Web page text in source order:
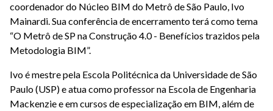
coordenador do Núcleo BIM do Metrô de São Paulo, Ivo
Mainardi. Sua conferência de encerramento terá como tema
“O Metrô de SP na Construção 4.0 - Benefícios trazidos pela
Metodologia BIM”.
Ivo é mestre pela Escola Politécnica da Universidade de São
Paulo (USP) e atua como professor na Escola de Engenharia
Mackenzie e em cursos de especialização em BIM, além de